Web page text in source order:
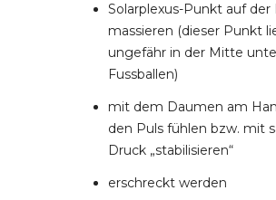
Solarplexus-Punkt auf der
massieren (dieser Punkt
ungefähr in der Mitte
Fussballen)
mit dem Daumen am
den Puls fühlen bzw. mit
Druck „stabilisieren“
erschreckt werden